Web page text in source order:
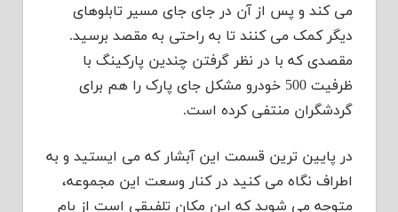
می کند و پس از آن در جای جای مسیر تابلوهای
دیگر کمک می کنند تا به راحتی به مقصد برسید.
مقصدی که با در نظر گرفتن چندین پارکینگ با
ظرفیت 500 خودرو مشکل جای پارک را هم برای
گردشگران منتفی کرده است.
در پایین ترین قسمت این آبشار که می ایستید و به
اطراف نگاه می کنید در کنار وسعت این مجموعه،
متوجه می شوید که این مکان تلفیقی است از بام